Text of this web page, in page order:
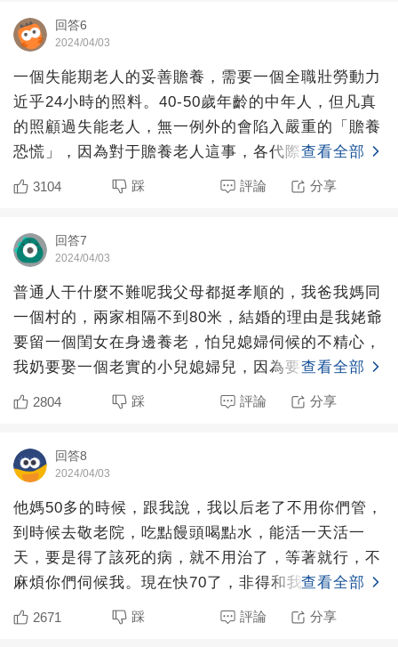
回答6
2024/04/03
一個失能期老人的妥善贍養，需要一個全職壯勞動力
近乎24小時的照料。40-50歲年齡的中年人，但凡真
的照顧過失能老人，無一例外的會陷入嚴重的「贍養
恐慌」，因為對于贍養老人這事，各代際之間是存在
結構性矛盾
查看全部
3104 踩 評論 分享
回答7
2024/04/03
普通人干什麼不難呢我父母都挺孝順的，我爸我媽同
一個村的，兩家相隔不到80米，結婚的理由是我姥爺
要留一個閨女在身邊養老，怕兒媳婦伺候的不精心，
我奶要娶一個老實的小兒媳婦兒，因為要和老兒子住
在一個院子里，
查看全部
2804 踩 評論 分享
回答8
2024/04/03
他媽50多的時候，跟我說，我以后老了不用你們管，
到時候去敬老院，吃點饅頭喝點水，能活一天活一
天，要是得了該死的病，就不用治了，等著就行，不
麻煩你們伺候我。現在快70了，非得和我們擠在不到
60的兩室一廳
查看全部
2671 踩 評論 分享